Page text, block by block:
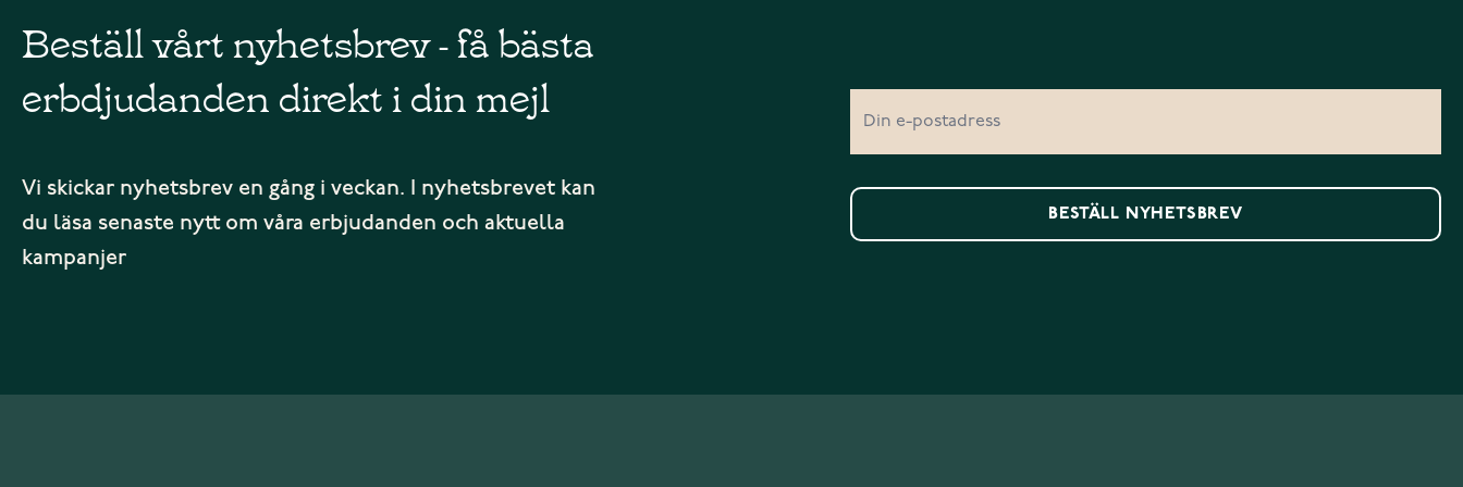
Beställ vårt nyhetsbrev - få bästa
erbdjudanden direkt i din mejl
Vi skickar nyhetsbrev en gång i veckan. I nyhetsbrevet kan
du läsa senaste nytt om våra erbjudanden och aktuella
kampanjer
BESTÄLL NYHETSBREV